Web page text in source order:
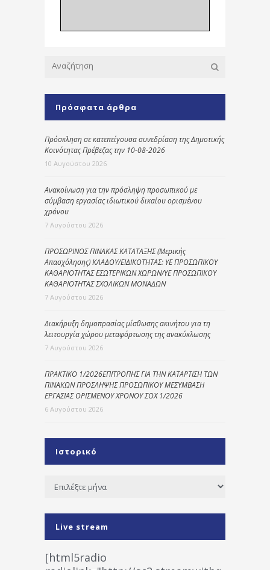
Πρόσφατα άρθρα
Πρόσκληση σε κατεπείγουσα συνεδρίαση της Δημοτικής
Κοινότητας Πρέβεζας την 10-08-2026
10 Αυγούστου 2026
Ανακοίνωση για την πρόσληψη προσωπικού με
σύμβαση εργασίας ιδιωτικού δικαίου ορισμένου
χρόνου
7 Αυγούστου 2026
ΠΡΟΣΩΡΙΝΟΣ ΠΙΝΑΚΑΣ ΚΑΤΑΤΑΞΗΣ (Μερικής
Απασχόλησης) ΚΛΑΔΟΥ/ΕΙΔΙΚΟΤΗΤΑΣ: ΥΕ ΠΡΟΣΩΠΙΚΟΥ
ΚΑΘΑΡΙΟΤΗΤΑΣ ΕΣΩΤΕΡΙΚΩΝ ΧΩΡΩΝ/ΥΕ ΠΡΟΣΩΠΙΚΟΥ
ΚΑΘΑΡΙΟΤΗΤΑΣ ΣΧΟΛΙΚΩΝ ΜΟΝΑΔΩΝ
7 Αυγούστου 2026
Διακήρυξη δημοπρασίας μίσθωσης ακινήτου για τη
λειτουργία χώρου μεταφόρτωσης της ανακύκλωσης
7 Αυγούστου 2026
ΠΡΑΚΤΙΚΟ 1/2026ΕΠΙΤΡΟΠΗΣ ΓΙΑ ΤΗΝ ΚΑΤΑΡΤΙΣΗ ΤΩΝ
ΠΙΝΑΚΩΝ ΠΡΟΣΛΗΨΗΣ ΠΡΟΣΩΠΙΚΟΥ ΜΕΣΥΜΒΑΣΗ
ΕΡΓΑΣΙΑΣ ΟΡΙΣΜΕΝΟΥ ΧΡΟΝΟΥ ΣΟΧ 1/2026
6 Αυγούστου 2026
Ιστορικό
Ιστορικό
Live stream
[html5radio